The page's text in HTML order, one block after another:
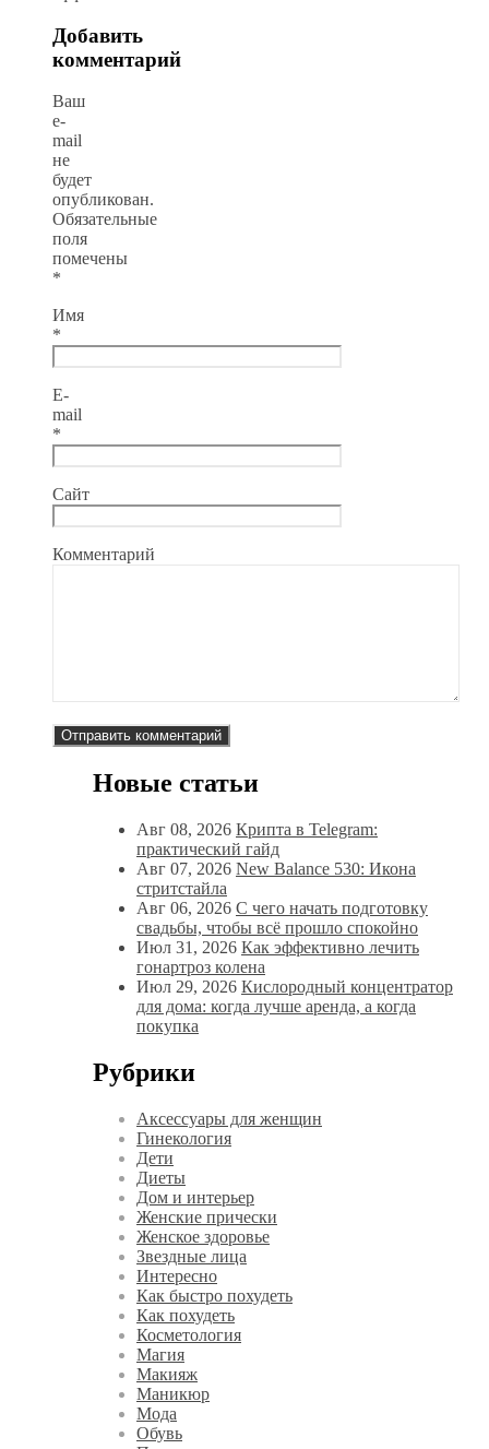
Добавить
комментарий
Ваш
e-
mail
не
будет
опубликован.
Обязательные
поля
помечены
*
Имя
*
E-
mail
*
Сайт
Комментарий
Новые статьи
Авг 08, 2026 Крипта в Telegram:
практический гайд
Авг 07, 2026 New Balance 530: Икона
стритстайла
Авг 06, 2026 С чего начать подготовку
свадьбы, чтобы всё прошло спокойно
Июл 31, 2026 Как эффективно лечить
гонартроз колена
Июл 29, 2026 Кислородный концентратор
для дома: когда лучше аренда, а когда
покупка
Рубрики
Аксессуары для женщин
Гинекология
Дети
Диеты
Дом и интерьер
Женские прически
Женское здоровье
Звездные лица
Интересно
Как быстро похудеть
Как похудеть
Косметология
Магия
Макияж
Маникюр
Мода
Обувь